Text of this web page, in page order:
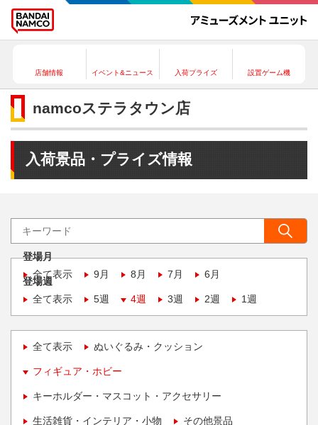
店舗情報 イベント&ニュース 入荷プライズ 設置ゲーム機
namcoステラタウン店
入荷景品・プライズ情報
登場月
全て表示
9月 8月 7月 6月
登場週
全て表示
5週 4週 3週 2週 1週
全て表示 ぬいぐるみ・クッション
フィギュア・ホビー
キーホルダー・マスコット・アクセサリー
生活雑貨・インテリア・小物 その他景品